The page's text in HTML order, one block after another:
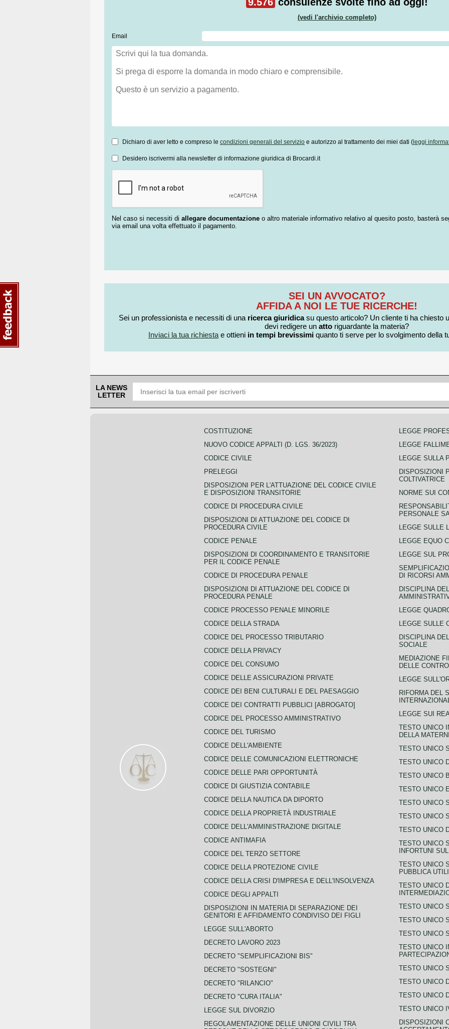
(vedi l'archivio completo)
Email
Dichiaro di aver letto e compreso le condizioni generali del servizio e autorizzo al trattamento dei miei dati (leggi
Desidero iscrivermi alla newsletter di informazione giuridica di Brocardi.it
Nel caso si necessiti di allegare documentazione o altro materiale informativo relativo al quesito posto, basterà
via email una volta effettuato il pagamento.
SEI UN AVVOCATO?
AFFIDA A NOI LE TUE RICERCHE!
Sei un professionista e necessiti di una ricerca giuridicasu questo articolo? Un cliente ti ha chiesto
devi redigere un atto riguardante la materia?
Inviaci la tua richiesta e ottieni in tempi brevissimi quanto ti serve per lo svolgimento della
LA NEWS
LETTER
COSTITUZIONE
NUOVO CODICE APPALTI (D. LGS. 36/2023)
CODICE CIVILE
PRELEGGI
DISPOSIZIONI PER L'ATTUAZIONE DEL CODICE CIVILE
E DISPOSIZIONI TRANSITORIE
CODICE DI PROCEDURA CIVILE
DISPOSIZIONI DI ATTUAZIONE DEL CODICE DI
PROCEDURA CIVILE
CODICE PENALE
DISPOSIZIONI DI COORDINAMENTO E TRANSITORIE
PER IL CODICE PENALE
CODICE DI PROCEDURA PENALE
DISPOSIZIONI DI ATTUAZIONE DEL CODICE DI
PROCEDURA PENALE
CODICE PROCESSO PENALE MINORILE
CODICE DELLA STRADA
CODICE DEL PROCESSO TRIBUTARIO
CODICE DELLA PRIVACY
CODICE DEL CONSUMO
CODICE DELLE ASSICURAZIONI PRIVATE
CODICE DEI BENI CULTURALI E DEL PAESAGGIO
CODICE DEI CONTRATTI PUBBLICI [ABROGATO]
CODICE DEL PROCESSO AMMINISTRATIVO
CODICE DEL TURISMO
CODICE DELL'AMBIENTE
CODICE DELLE COMUNICAZIONI ELETTRONICHE
CODICE DELLE PARI OPPORTUNITÀ
CODICE DI GIUSTIZIA CONTABILE
CODICE DELLA NAUTICA DA DIPORTO
CODICE DELLA PROPRIETÀ INDUSTRIALE
CODICE DELL'AMMINISTRAZIONE DIGITALE
CODICE ANTIMAFIA
CODICE DEL TERZO SETTORE
CODICE DELLA PROTEZIONE CIVILE
CODICE DELLA CRISI D'IMPRESA E DELL'INSOLVENZA
CODICE DEGLI APPALTI
DISPOSIZIONI IN MATERIA DI SEPARAZIONE DEI
GENITORI E AFFIDAMENTO CONDIVISO DEI FIGLI
LEGGE SULL'ABORTO
DECRETO LAVORO 2023
DECRETO "SEMPLIFICAZIONI BIS"
DECRETO "SOSTEGNI"
DECRETO "RILANCIO"
DECRETO "CURA ITALIA"
LEGGE SUL DIVORZIO
REGOLAMENTAZIONE DELLE UNIONI CIVILI TRA
LEGGE
LEGGE
LEGGE SULLA
DISPOSIZIONI
COLTIVATRICE
NORME SUI
PERSONALE
LEGGE SULLE
LEGGE EQUO
LEGGE SUL
DI RICORSI
DISCIPLINA
LEGGE
LEGGE SULLE
DISCIPLINA
SOCIALE
MEDIAZIONE
DELLE
LEGGE
RIFORMA DEL
LEGGE SUI
TESTO UNICO
DELLA
TESTO UNICO
TESTO UNICO
TESTO UNICO
TESTO UNICO
TESTO UNICO
TESTO UNICO
TESTO UNICO
TESTO UNICO
INFORTUNI
TESTO UNICO
PUBBLICA
TESTO UNICO
TESTO UNICO
TESTO UNICO
TESTO UNICO
TESTO UNICO
TESTO UNICO
TESTO UNICO
TESTO UNICO
TESTO UNICO
DISPOSIZIONI